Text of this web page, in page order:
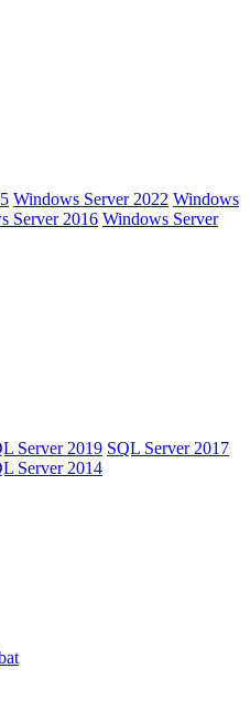
Windows Server 2022 Windows
Server 2016 Windows Server
Server 2019 SQL Server 2017
Server 2014